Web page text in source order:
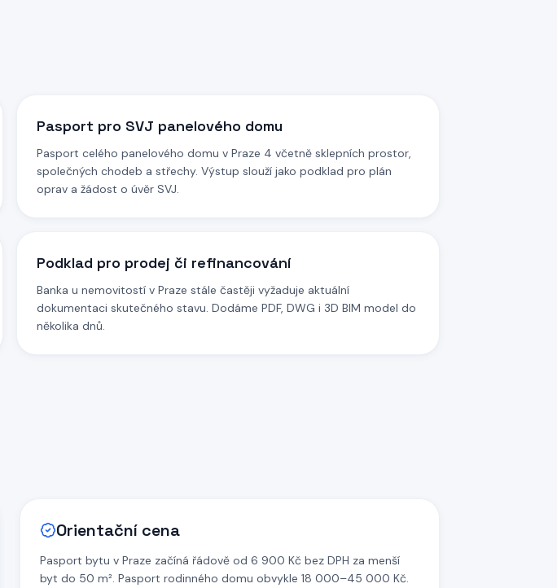
Pasport pro SVJ panelového domu
Pasport celého panelového domu v Praze 4 včetně sklepních prostor,
společných chodeb a střechy. Výstup slouží jako podklad pro plán
oprav a žádost o úvěr SVJ.
Podklad pro prodej či refinancování
Banka u nemovitostí v Praze stále častěji vyžaduje aktuální
dokumentaci skutečného stavu. Dodáme PDF, DWG i 3D BIM model do
několika dnů.
Orientační cena
Pasport bytu v Praze začíná řádově od 6 900 Kč bez DPH za menší
byt do 50 m². Pasport rodinného domu obvykle 18 000–45 000 Kč.